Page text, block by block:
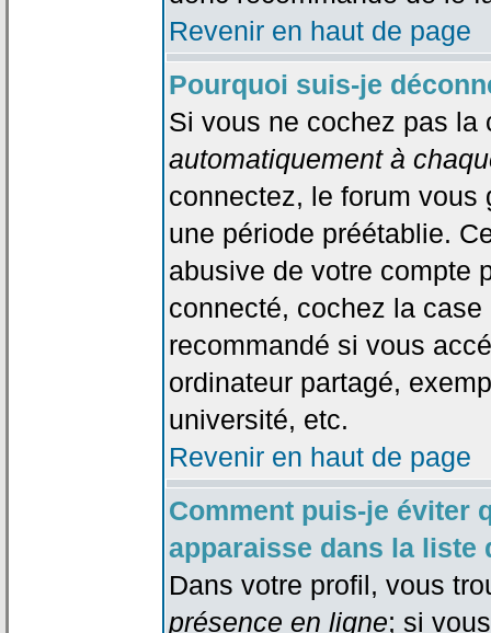
Revenir en haut de page
Pourquoi suis-je
Si vous ne cochez pas
automatiquement à
connectez, le forum vous
une période préétablie.
abusive de votre compte
connecté, cochez la
recommandé si vous
ordinateur partagé,
université, etc.
Revenir en haut de page
Comment puis-je éviter
apparaisse dans la liste
Dans votre profil, vous
présence en ligne; si